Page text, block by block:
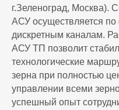
г.Зеленоград, Москва).
АСУ осуществляется
дискретным каналам.
АСУ ТП позволит
технологические
зерна при полностью
управлении всеми
успешный опыт